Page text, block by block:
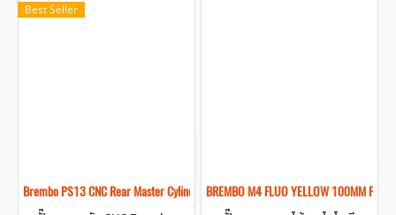
Best Seller
Brembo PS13 CNC Rear Master Cylinder — XA52130 ปั๊มเบรกหลัง Racing ระดั
BREMBO M4 FLUO YELLOW 100MM